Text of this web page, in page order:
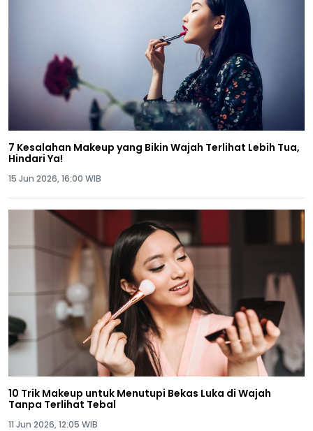
7 Kesalahan Makeup yang Bikin Wajah Terlihat Lebih Tua,
Hindari Ya!
15 Jun 2026, 16:00 WIB
10 Trik Makeup untuk Menutupi Bekas Luka di Wajah
Tanpa Terlihat Tebal
11 Jun 2026, 12:05 WIB